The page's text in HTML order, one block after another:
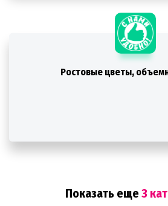
Ростовые цветы,
Показать еще3